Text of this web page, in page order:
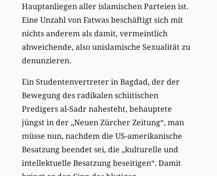
Hauptanliegen aller islamischen Parteien ist.
Eine Unzahl von Fatwas beschäftigt sich mit
nichts anderem als damit, vermeintlich
abweichende, also unislamische Sexualität zu
denunzieren.
Ein Studentenvertreter in Bagdad, der der
Bewegung des radikalen schiitischen
Predigers al-Sadr nahesteht, behauptete
jüngst in der „Neuen Zürcher Zeitung“, man
müsse nun, nachdem die US-amerikanische
Besatzung beendet sei, die „kulturelle und
intellektuelle Besatzung beseitigen“. Damit